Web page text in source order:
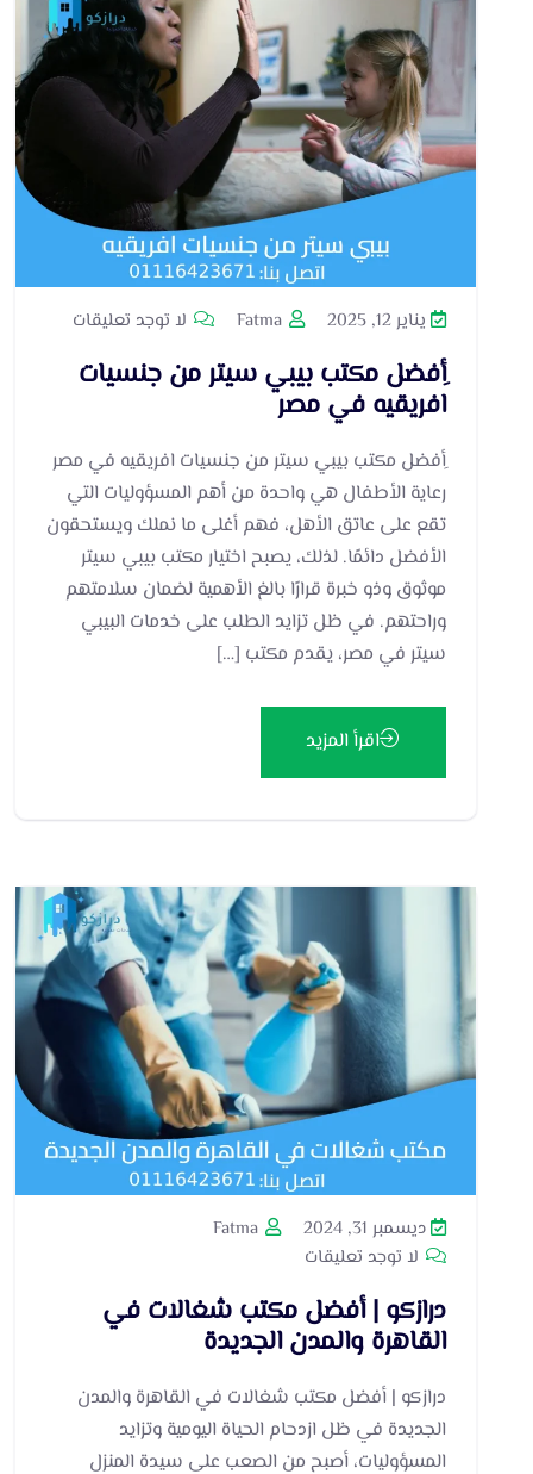
يناير 12, 2025 لا توجد تعليقات
ِأفضل مكتب بيبي سيتر من جنسيات
افريقيه في مصر
ِأفضل مكتب بيبي سيتر من جنسيات افريقيه في مصر
رعاية الأطفال هي واحدة من أهم المسؤوليات التي
تقع على عاتق الأهل، فهم أغلى ما نملك ويستحقون
الأفضل دائمًا. لذلك، يصبح اختيار مكتب بيبي سيتر
موثوق وذو خبرة قرارًا بالغ الأهمية لضمان سلامتهم
وراحتهم. في ظل تزايد الطلب على خدمات البيبي
سيتر في مصر، يقدم مكتب […]
اقرأ المزيد
ديسمبر 31, 2024
لا توجد تعليقات
درازكو | أفضل مكتب شغالات في
القاهرة والمدن الجديدة
درازكو | أفضل مكتب شغالات في القاهرة والمدن
الجديدة في ظل ازدحام الحياة اليومية وتزايد
المسؤوليات، أصبح من الصعب على سيدة المنزل